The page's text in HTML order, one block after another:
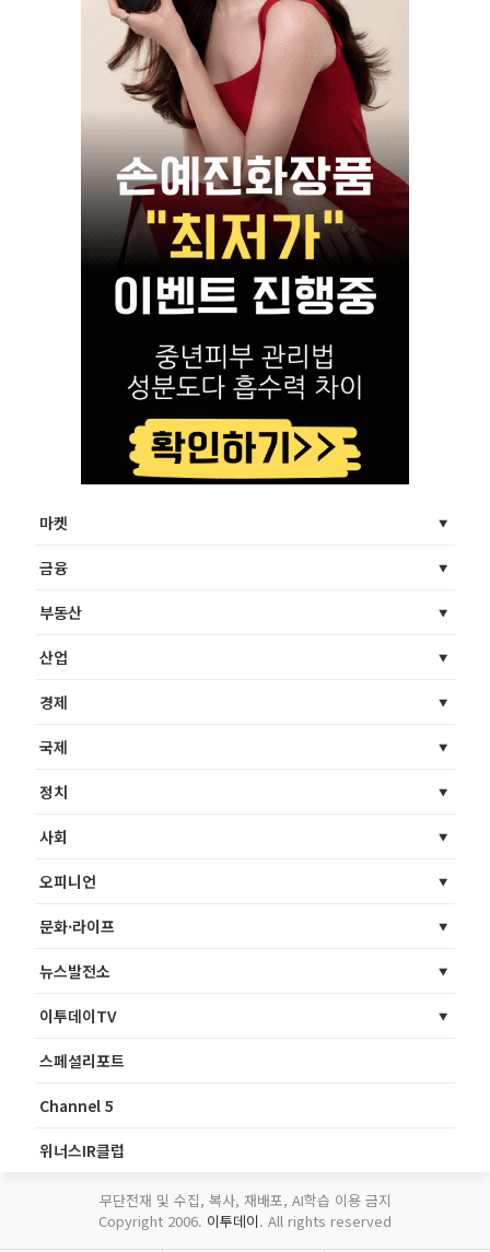
마켓
금융
부동산
산업
경제
국제
정치
사회
오피니언
문화·라이프
뉴스발전소
이투데이TV
스페셜리포트
Channel 5
위너스IR클럽
무단전재 및 수집, 복사, 재배포, AI학습 이용 금지
Copyright 2006. 이투데이. All rights reserved